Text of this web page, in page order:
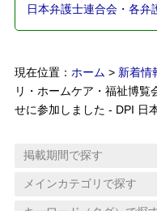
日本弁護士連合会・各弁
現在位置： ホーム > 新着情
リ・ホームケア・福祉博覧
せに参加しました - DPI 日